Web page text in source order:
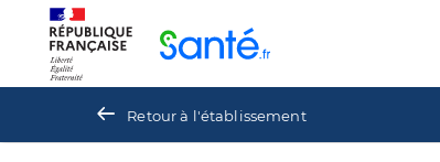
Retour à l'établissement
Panneau de gestion des cookies